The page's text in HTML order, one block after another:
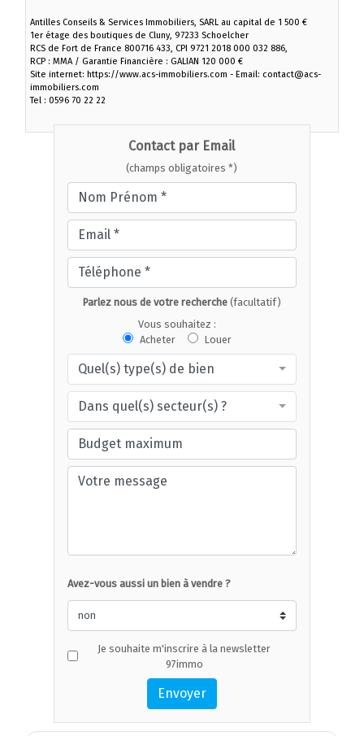
Antilles Conseils & Services Immobiliers, SARL au capital de 1 500 €
1er étage des boutiques de Cluny, 97233 Schoelcher
RCS de Fort de France 800716 433, CPI 9721 2018 000 032 886,
RCP : MMA / Garantie Financière : GALIAN 120 000 €
Site internet: https://www.acs-immobiliers.com - Email: contact@acs-
immobiliers.com
Tel : 0596 70 22 22
Contact par Email
(champs obligatoires *)
Parlez nous de votre recherche(facultatif)
Vous souhaitez :
Acheter
Louer
Quel(s) type(s) de bien
Dans quel(s) secteur(s) ?
Avez-vous aussi un bien à vendre ?
Je souhaite m'inscrire à la newsletter
97immo
Envoyer